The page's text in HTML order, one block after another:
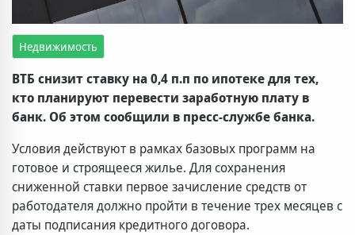
Недвижимость
ВТБ снизит ставку на 0,4 п.п по ипотеке для тех,
кто планируют перевести заработную плату в
банк. Об этом сообщили в пресс-службе банка.
Условия действуют в рамках базовых программ на
готовое и строящееся жилье. Для сохранения
сниженной ставки первое зачисление средств от
работодателя должно пройти в течение трех месяцев с
даты подписания кредитного договора.